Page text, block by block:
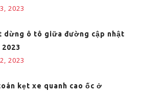
2023
dừng ô tô giữa đường cập nhật
2023
kẹt xe quanh cao ốc ở